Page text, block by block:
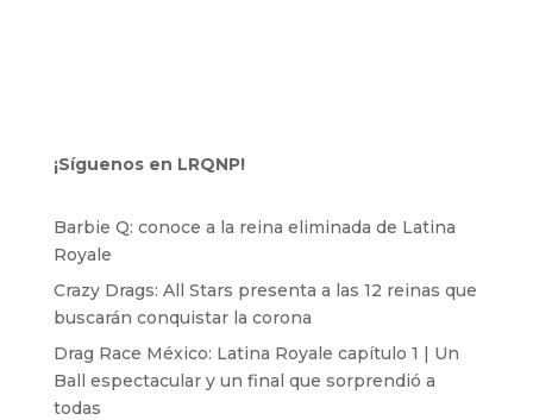
¡Síguenos en LRQNP!
Barbie Q: conoce a la reina eliminada de Latina
Royale
Crazy Drags: All Stars presenta a las 12 reinas que
buscarán conquistar la corona
Drag Race México: Latina Royale capítulo 1 | Un
Ball espectacular y un final que sorprendió a
todas